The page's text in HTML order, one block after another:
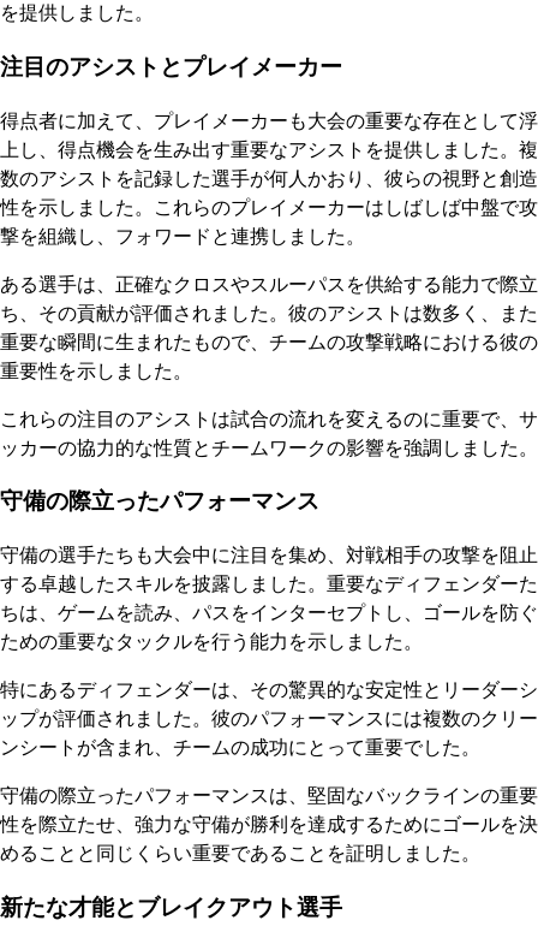
を提供しました。
注目のアシストとプレイメーカー
得点者に加えて、プレイメーカーも大会の重要な存在として浮
上し、得点機会を生み出す重要なアシストを提供しました。複
数のアシストを記録した選手が何人かおり、彼らの視野と創造
性を示しました。これらのプレイメーカーはしばしば中盤で攻
撃を組織し、フォワードと連携しました。
ある選手は、正確なクロスやスルーパスを供給する能力で際立
ち、その貢献が評価されました。彼のアシストは数多く、また
重要な瞬間に生まれたもので、チームの攻撃戦略における彼の
重要性を示しました。
これらの注目のアシストは試合の流れを変えるのに重要で、サ
ッカーの協力的な性質とチームワークの影響を強調しました。
守備の際立ったパフォーマンス
守備の選手たちも大会中に注目を集め、対戦相手の攻撃を阻止
する卓越したスキルを披露しました。重要なディフェンダーた
ちは、ゲームを読み、パスをインターセプトし、ゴールを防ぐ
ための重要なタックルを行う能力を示しました。
特にあるディフェンダーは、その驚異的な安定性とリーダーシ
ップが評価されました。彼のパフォーマンスには複数のクリー
ンシートが含まれ、チームの成功にとって重要でした。
守備の際立ったパフォーマンスは、堅固なバックラインの重要
性を際立たせ、強力な守備が勝利を達成するためにゴールを決
めることと同じくらい重要であることを証明しました。
新たな才能とブレイクアウト選手